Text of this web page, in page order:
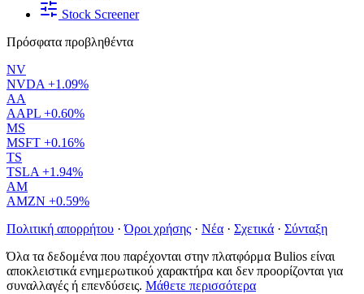
Stock Screener
Πρόσφατα προβληθέντα
NV
NVDA +1.09%
AA
AAPL +0.60%
MS
MSFT +0.16%
TS
TSLA +1.94%
AM
AMZN +0.59%
Πολιτική απορρήτου · Όροι χρήσης · Νέα · Σχετικά · Σύνταξη
Όλα τα δεδομένα που παρέχονται στην πλατφόρμα Bulios είναι
αποκλειστικά ενημερωτικού χαρακτήρα και δεν προορίζονται για
συναλλαγές ή επενδύσεις. Μάθετε περισσότερα